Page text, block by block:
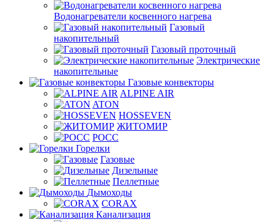
Водонагреватели косвенного нагрева
Газовый
накопительный
Газовый проточный
Электрические
накопительные
Газовые конвекторы
ALPINE AIR
ATON
HOSSEVEN
ЖИТОМИР
РОСС
Горелки
Газовые
Дизельные
Пеллетные
Дымоходы
CORAX
Канализация